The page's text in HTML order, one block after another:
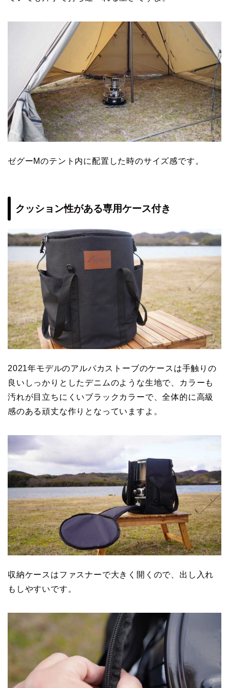
ゼグーMのテント内に配置した時のサイズ感です。
クッション性がある専用ケース付き
2021年モデルのアルパカストーブのケースは手触りの
良いしっかりとしたデニムのような生地で、カラーも
汚れが目立ちにくいブラックカラーで、全体的に高級
感のある頑丈な作りとなっていますよ。
収納ケースはファスナーで大きく開くので、出し入れ
もしやすいです。